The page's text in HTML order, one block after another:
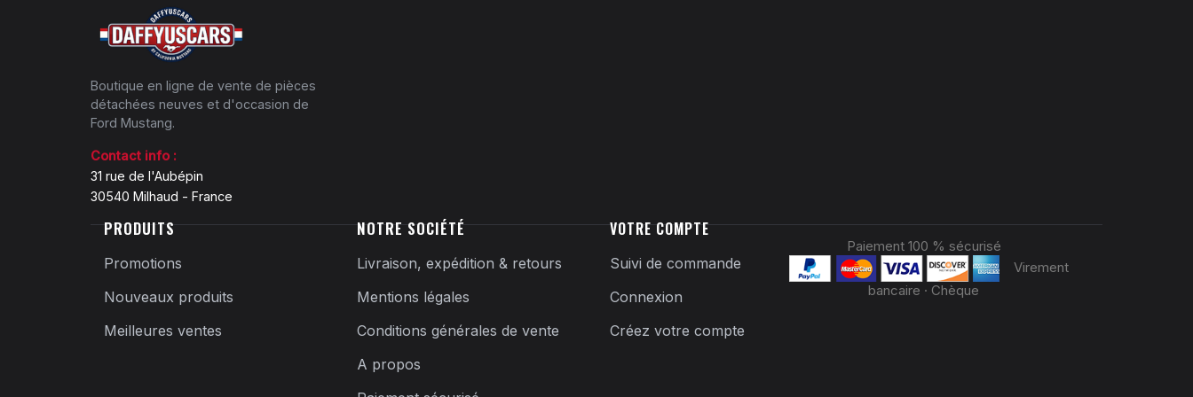
Boutique en ligne de vente de pièces
détachées neuves et d'occasion de
Ford Mustang.
Contact info :
31 rue de l'Aubépin
30540 Milhaud - France
PRODUITS
Promotions
Nouveaux produits
Meilleures ventes
NOTRE SOCIÉTÉ
Livraison, expédition & retours
Mentions légales
Conditions générales de vente
A propos
VOTRE COMPTE
Suivi de commande
Connexion
Créez votre compte
Paiement 100 % sécurisé
Virement
bancaire · Chèque